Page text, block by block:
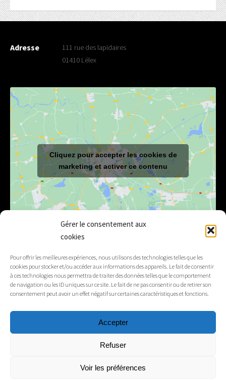
Gérer le consentement aux
cookies
Pour offrir les meilleures expériences, nous utilisons des technologies telles que les
cookies pour stocker et/ou accéder aux informations des appareils. Le fait de consentir
à ces technologies nous permettra de traiter des données telles que le comportement
de navigation ou les ID uniques sur ce site. Le fait de ne pas consentir ou de retirer son
consentement peut avoir un effet négatif sur certaines caractéristiques et fonctions.
Accepter
Refuser
Voir les préférences
Adresse
111 rue des lapidaires
01410 Lélex
Cliquez pour accepter les cookies de
marketing et activer ce contenu
Tél. 04 50 20 91 15
Mentions légales